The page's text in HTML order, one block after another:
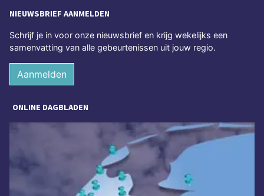
NIEUWSBRIEF AANMELDEN
Schrijf je in voor onze nieuwsbrief en krijg wekelijks een
samenvatting van alle gebeurtenissen uit jouw regio.
Aanmelden
ONLINE DAGBLADEN